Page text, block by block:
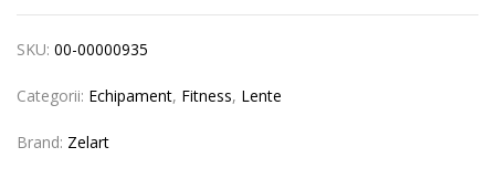
SKU: 00-00000935
Categorii: Echipament, Fitness, Lente
Brand: Zelart